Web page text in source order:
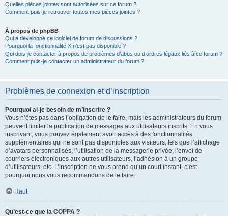
Quelles pièces jointes sont autorisées sur ce forum ?
Comment puis-je retrouver toutes mes pièces jointes ?
À propos de phpBB
Qui a développé ce logiciel de forum de discussions ?
Pourquoi la fonctionnalité X n’est pas disponible ?
Qui dois-je contacter à propos de problèmes d’abus ou d’ordres légaux liés à ce forum ?
Comment puis-je contacter un administrateur du forum ?
Problèmes de connexion et d’inscription
Pourquoi ai-je besoin de m’inscrire ?
Vous n’êtes pas dans l’obligation de le faire, mais les administrateurs du forum
peuvent limiter la publication de messages aux utilisateurs inscrits. En vous
inscrivant, vous pouvez également avoir accès à des fonctionnalités
supplémentaires qui ne sont pas disponibles aux visiteurs, tels que l’affichage
d’avatars personnalisés, l’utilisation de la messagerie privée, l’envoi de
courriers électroniques aux autres utilisateurs, l’adhésion à un groupe
d’utilisateurs, etc. L’inscription ne vous prend qu’un court instant, c’est
pourquoi nous vous recommandons de le faire.
Haut
Qu’est-ce que la COPPA ?